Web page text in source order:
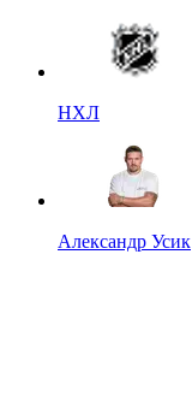
НХЛ
Александр Усик